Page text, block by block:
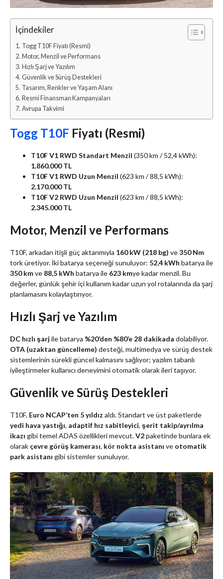
İçindekiler
Togg T10F Fiyatı (Resmi)
Motor, Menzil ve Performans
Hızlı Şarj ve Yazılım
Güvenlik ve Sürüş Destekleri
Tasarım, Renkler ve Yaşam Alanı
Resmi Finansman Kampanyaları
Avrupa Takvimi
Togg T10F Fiyatı (Resmi)
T10F V1 RWD Standart Menzil (350 km / 52,4 kWh):
1.860.000 TL
T10F V1 RWD Uzun Menzil (623 km / 88,5 kWh):
2.170.000 TL
T10F V2 RWD Uzun Menzil (623 km / 88,5 kWh):
2.345.000 TL
Motor, Menzil ve Performans
T10F, arkadan itişli güç aktarımıyla 160 kW (218 bg) ve350 Nm
tork üretiyor. İki batarya seçeneği sunuluyor: 52,4 kWh batarya ile
350 kmve 88,5 kWh batarya ile 623 kmye kadar menzil. Bu
değerler, günlük şehir içi kullanım kadar uzun yol rotalarında da şarj
planlamasını kolaylaştırıyor.
Hızlı Şarj ve Yazılım
DC hızlı şarj ile batarya %20’den %80’e 28 dakikada dolabiliyor.
OTA (uzaktan güncelleme) desteği, multimedya ve sürüş destek
sistemlerinin sürekli güncel kalmasını sağlıyor; yazılım tabanlı
iyileştirmeler kullanıcı deneyimini otomatik olarak ileri taşıyor.
Güvenlik ve Sürüş Destekleri
T10F, Euro NCAP’ten 5 yıldız aldı. Standart ve üst paketlerde
yedi hava yastığı, adaptif hız sabitleyici, şerit takip/ayrılma
ikazı gibi temel ADAS özellikleri mevcut.V2paketinde bunlara ek
olarak çevre görüş kamerası, kör nokta asistanı ve otomatik
park asistanı gibi sistemler sunuluyor.